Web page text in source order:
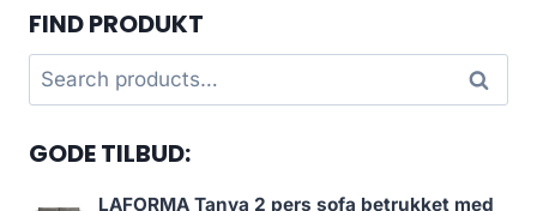
FIND PRODUKT
Search
for:
Search
GODE TILBUD:
LAFORMA Tanya 2 pers sofa betrukket med